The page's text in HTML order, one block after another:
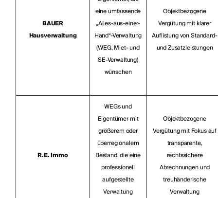
BAUER
Hausverwaltung
eine umfassende
„Alles-aus-einer-
Hand“-Verwaltung
(WEG, Miet- und
SE-Verwaltung)
wünschen
Objektbezogene
Vergütung mit klarer
Auflistung von Standard-
und Zusatzleistungen
R.E. Immo
WEGs und
Eigentümer mit
größerem oder
überregionalem
Bestand, die eine
professionell
aufgestellte
Verwaltung
Objektbezogene
Vergütung mit Fokus auf
transparente,
rechtssichere
Abrechnungen und
treuhänderische
Verwaltung